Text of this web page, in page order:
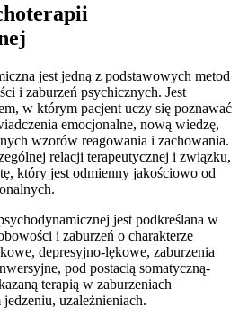
jest jedną z podstawowych metod
i zaburzeń psychicznych. Jest
w którym pacjent uczy się poznawać
emocjonalne, nową wiedzę,
wzorów reagowania i zachowania.
relacji terapeutycznej i związku,
który jest odmienny jakościowo od
jest podkreślana w
i zaburzeń o charakterze
depresyjno-lękowe, zaburzenia
pod postacią somatyczną-
terapią w zaburzeniach
uzależnieniach.